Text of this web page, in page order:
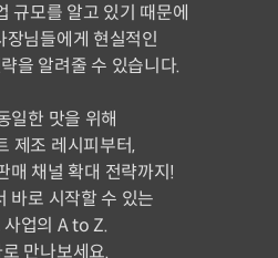
규모를 알고 있기 때문에
장님들에게 현실적인
을 알려줄 수 있습니다.
일한 맛을 위해
제조 레시피부터,
매 채널 확대 전략까지!
바로 시작할 수 있는
사업의 A to Z.
만나보세요.